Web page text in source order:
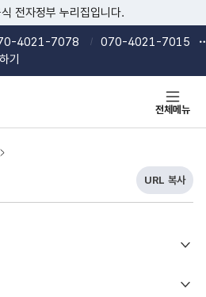
본문 바로가기
메인메뉴 바로가기
전자정부 누리집입니다.
4021-7078
070-4021-7015
기
전체메뉴
URL 복사
현
재